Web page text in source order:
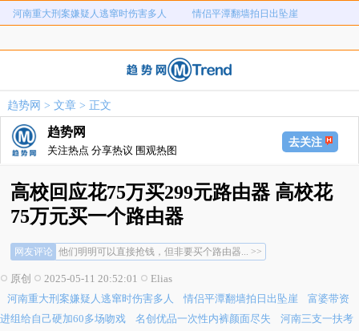
河南重大刑案嫌疑人逃窜时伤害多人 情侣平潭翻墙拍日出坠崖
河南三支一扶考试存在规模性组织作 1岁宝宝碰坏纸巾盒三亚酒店索赔924
26岁女儿谈47岁妈妈突然产女
趋势网 > 文章> 正文
趋势网
关注热点 分享热议 围观热图
去关注
高校回应花75万买299元路由器 高校花
75万元买一个路由器
网友评论 他们明明可以直接抢钱，但非要买个路由器... >>
吃相太难看了吧，你要是弄100台路由器... >>
他们明明可以直接抢钱，但非要买个路由器... >>
政就是这么亏空的... >>
原创 2025-05-11 20:52:01
Elias
河南重大刑案嫌疑人逃窜时伤害多人
情侣平潭翻墙拍日出坠崖
富婆带资
进组给自己硬加60多场吻戏
名创优品一次性内裤颜面尽失
河南三支一扶考